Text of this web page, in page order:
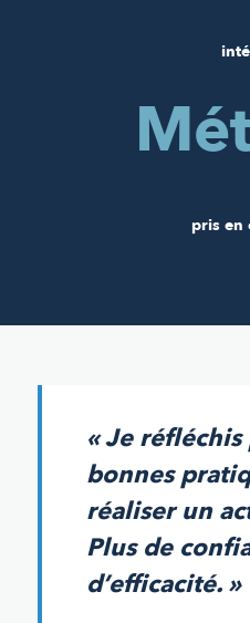
pris en
« Je
bonnes
réaliser un
Plus de
d’efficacité. »